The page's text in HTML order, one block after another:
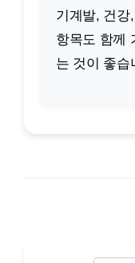
기계발, 건강
항목도 함께
는 것이 좋습